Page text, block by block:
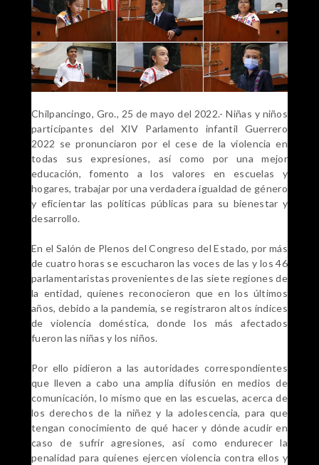
Chilpancingo, Gro., 25 de mayo del 2022.- Niñas y niños
participantes del XIV Parlamento infantil Guerrero
2022 se pronunciaron por el cese de la violencia en
todas sus expresiones, así como por una mejor
educación, fomento a los valores en escuelas y
hogares, trabajar por una verdadera igualdad de género
y eficientar las políticas públicas para su bienestar y
desarrollo.
En el Salón de Plenos del Congreso del Estado, por más
de cuatro horas se escucharon las voces de las y los 46
parlamentaristas provenientes de las siete regiones de
la entidad, quienes reconocieron que en los últimos
años, debido a la pandemia, se registraron altos índices
de violencia doméstica, donde los más afectados
fueron las niñas y los niños.
Por ello pidieron a las autoridades correspondientes
que lleven a cabo una amplia difusión en medios de
comunicación, lo mismo que en las escuelas, acerca de
los derechos de la niñez y la adolescencia, para que
tengan conocimiento de qué hacer y dónde acudir en
caso de sufrir agresiones, así como endurecer la
penalidad para quienes ejercen violencia contra ellos y